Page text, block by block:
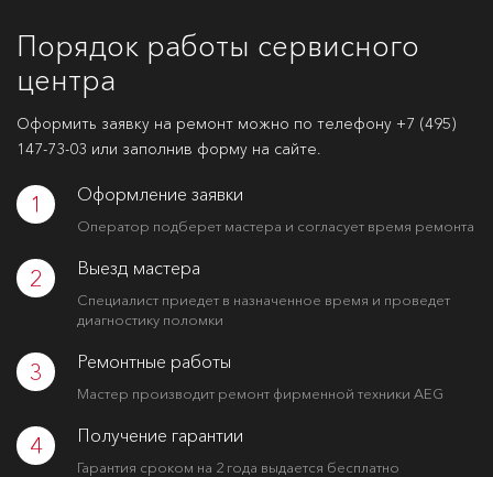
Порядок работы сервисного
центра
Оформить заявку на ремонт можно по телефону +7 (495)
147-73-03 или заполнив форму на сайте.
1 Оформление заявки
Оператор подберет мастера и согласует время ремонта
2 Выезд мастера
Специалист приедет в назначенное время и проведет
диагностику поломки
3 Ремонтные работы
Мастер производит ремонт фирменной техники AEG
4 Получение гарантии
Гарантия сроком на 2 года выдается бесплатно